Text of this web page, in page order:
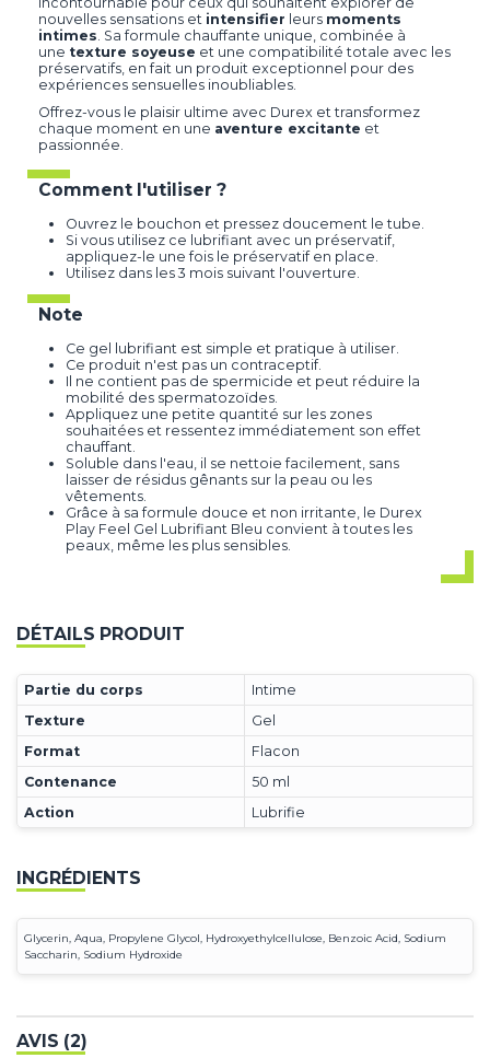
nouvelles sensations et intensifier leurs moments
intimes . Sa formule chauffante unique, combinée à
une texture soyeuse et une compatibilité totale avec les
préservatifs, en fait un produit exceptionnel pour des
expériences sensuelles inoubliables.
Offrez-vous le plaisir ultime avec Durex et transformez
chaque moment en une aventure excitante et
passionnée.
Comment l'utiliser ?
Ouvrez le bouchon et pressez doucement le tube.
Si vous utilisez ce lubrifiant avec un préservatif,
appliquez-le une fois le préservatif en place.
Utilisez dans les 3 mois suivant l'ouverture.
Note
Ce gel lubrifiant est simple et pratique à utiliser.
Ce produit n'est pas un contraceptif.
Il ne contient pas de spermicide et peut réduire la
mobilité des spermatozoïdes.
Appliquez une petite quantité sur les zones
souhaitées et ressentez immédiatement son effet
chauffant.
Soluble dans l'eau, il se nettoie facilement, sans
laisser de résidus gênants sur la peau ou les
vêtements.
Grâce à sa formule douce et non irritante, le Durex
Play Feel Gel Lubrifiant Bleu convient à toutes les
peaux, même les plus sensibles.
DÉTAILS PRODUIT
Partie du corps
Intime
Texture
Gel
Format
Flacon
Contenance
50 ml
Action
Lubrifie
INGRÉDIENTS
Glycerin, Aqua, Propylene Glycol, Hydroxyethylcellulose, Benzoic Acid, Sodium
Saccharin, Sodium Hydroxide
AVIS (2)